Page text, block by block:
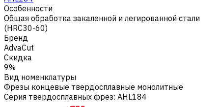
Особенности
Общая обработка закаленной и легированной стали
(HRC30-60)
Бренд
AdvaCut
Скидка
9%
Вид номенклатуры
Фрезы концевые твердосплавные монолитные
Серия твердосплавных фрез: AHL184